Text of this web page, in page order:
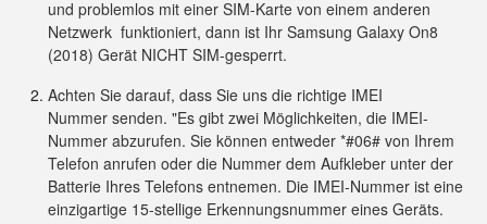
und problemlos mit einer SIM-Karte von einem anderen
Netzwerk funktioniert, dann ist Ihr Samsung Galaxy On8
(2018) Gerät NICHT SIM-gesperrt.
Achten Sie darauf, dass Sie uns die richtige IMEI
Nummer senden. "Es gibt zwei Möglichkeiten, die IMEI-
Nummer abzurufen. Sie können entweder *#06# von Ihrem
Telefon anrufen oder die Nummer dem Aufkleber unter der
Batterie Ihres Telefons entnemen. Die IMEI-Nummer ist eine
einzigartige 15-stellige Erkennungsnummer eines Geräts.